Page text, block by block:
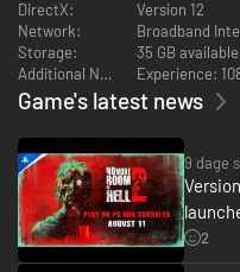
FLERE FORSKELLIGE
Find vej hen til dine
tillader dig at høre dem,
og i hvert spil går I fra at
DirectX:
Version 12
Network:
Broadband
Storage:
35 GB
Additional Notes:
Experience:
Game's latest news
9 dage
2